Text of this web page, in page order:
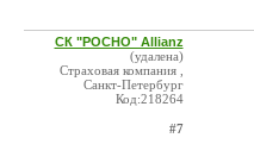
СК "РОСНО" Allianz
(удалена)
Страховая компания ,
Санкт-Петербург
Код:218264
#7